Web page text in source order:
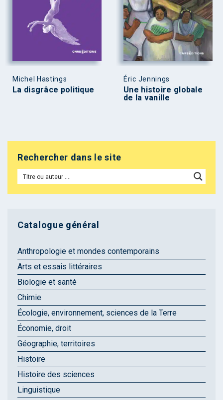
Michel Hastings
La disgrâce politique
Éric Jennings
Une histoire globale
de la vanille
Rechercher dans le site
Catalogue général
Anthropologie et mondes contemporains
Arts et essais littéraires
Biologie et santé
Chimie
Écologie, environnement, sciences de la Terre
Économie, droit
Géographie, territoires
Histoire
Histoire des sciences
Linguistique